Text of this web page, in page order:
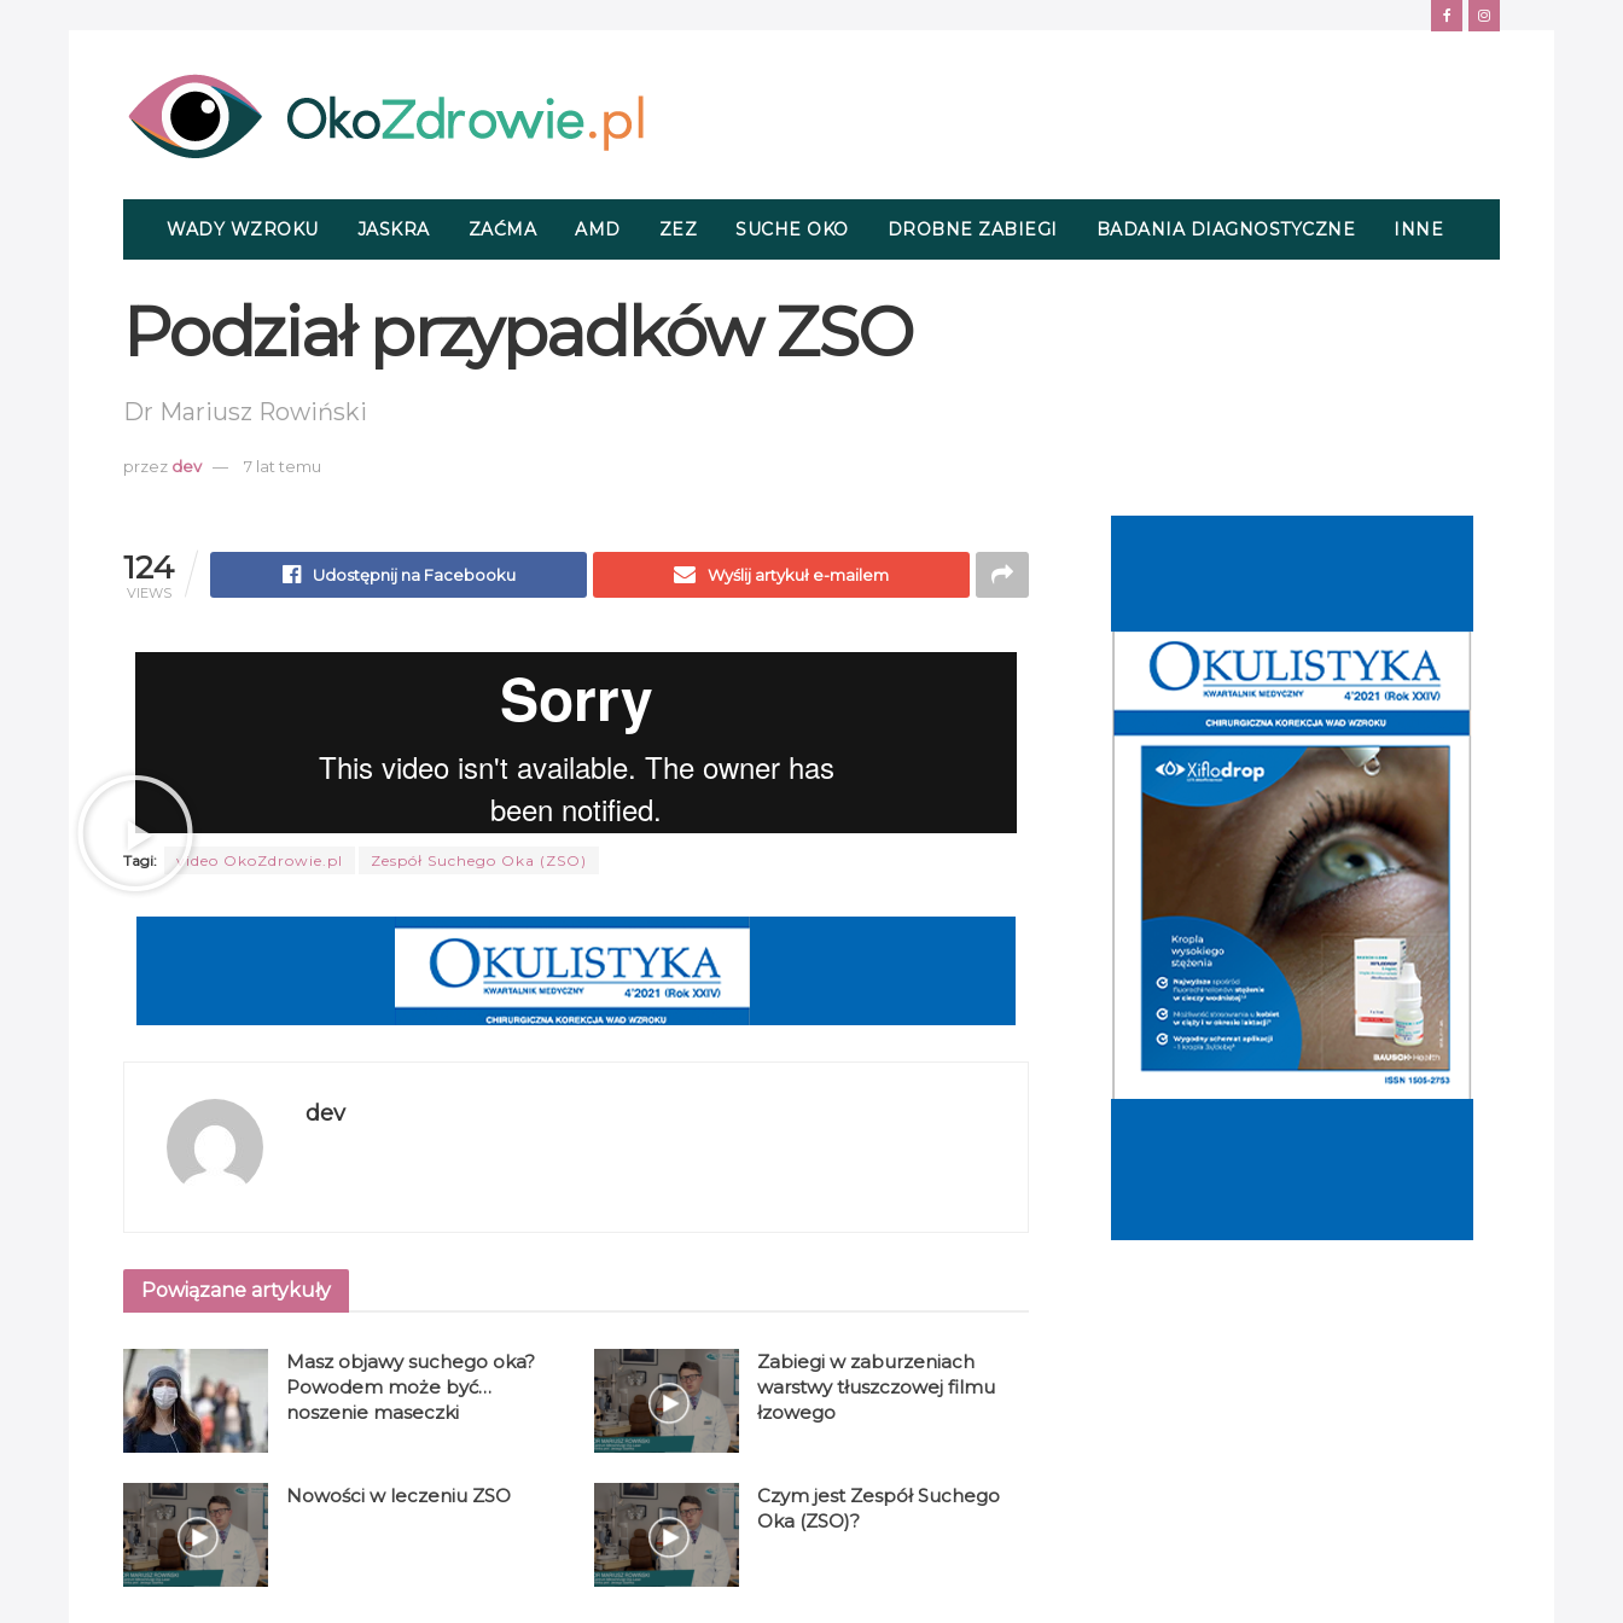
WADY WZROKU JASKRA ZAĆMA AMD ZEZ SUCHE OKO DROBNE ZABIEGI BADANIA DIAGNOSTYCZNE INNE
Podział przypadków ZSO
Dr Mariusz Rowiński
przez dev 7 lat temu
124
VIEWS
Udostępnij na Facebooku Wyślij artykuł e-mailem
Tagi: video OkoZdrowie.pl Zespół Suchego Oka (ZSO)
dev
Powiązane artykuły
Masz objawy suchego oka?
Powodem może być…
noszenie maseczki
Zabiegi w zaburzeniach
warstwy tłuszczowej filmu
łzowego
Nowości w leczeniu ZSO
Czym jest Zespół Suchego
Oka (ZSO)?